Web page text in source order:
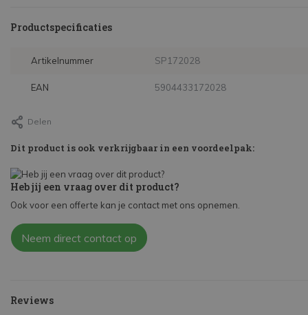
Productspecificaties
Artikelnummer SP172028
EAN 5904433172028
Delen
Dit product is ook verkrijgbaar in een voordeelpak:
Heb jij een vraag over dit product?
Ook voor een offerte kan je contact met ons opnemen.
Neem direct contact op
Reviews